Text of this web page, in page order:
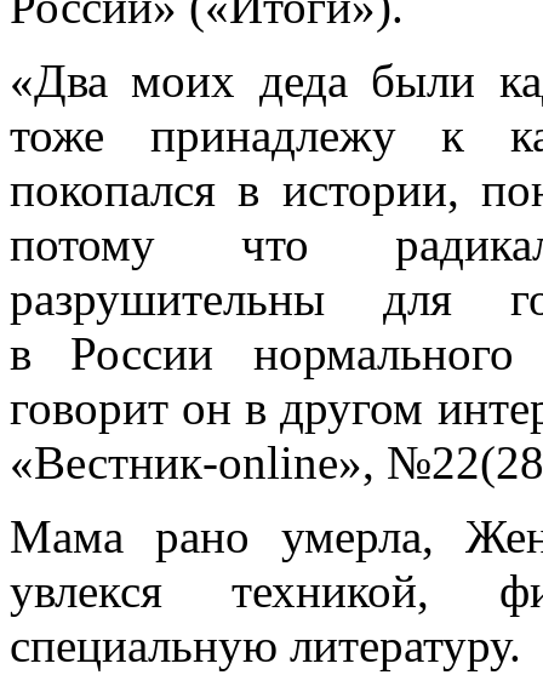
«Два моих деда были
тоже принадлежу к
покопался в истории,
потому что
разрушительны для
в России
говорит он в другом
«Вестник-online»,
Мама рано умерла,
увлекся техникой,
специальную литературу.